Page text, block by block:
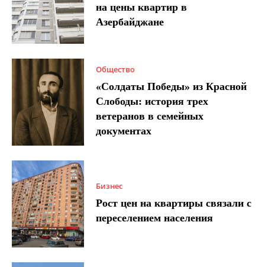
на цены квартир в
Азербайджане
Общество
«Солдаты Победы» из Красной
Слободы: история трех
ветеранов в семейных
документах
Бизнес
Рост цен на квартиры связали с
переселением населения